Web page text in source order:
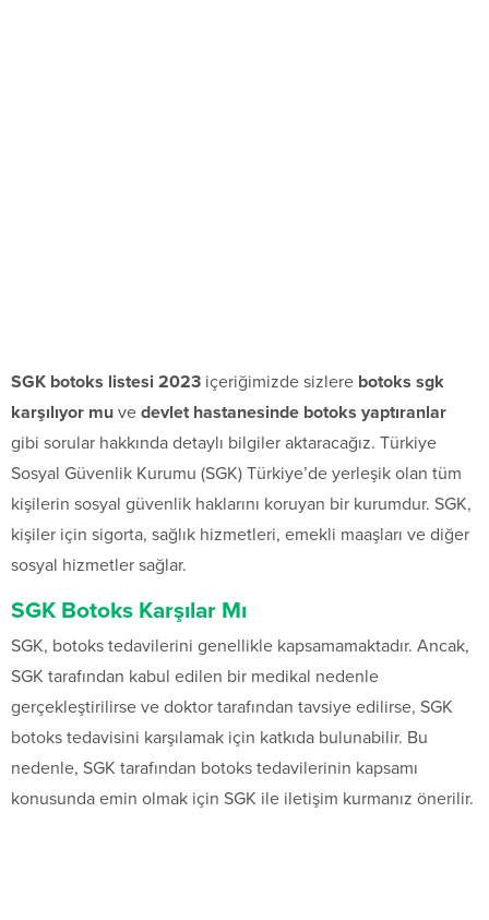
SGK botoks listesi 2023 içeriğimizde sizlere botoks sgk
karşılıyor mu ve devlet hastanesinde botoks yaptıranlar
gibi sorular hakkında detaylı bilgiler aktaracağız. Türkiye
Sosyal Güvenlik Kurumu (SGK) Türkiye’de yerleşik olan tüm
kişilerin sosyal güvenlik haklarını koruyan bir kurumdur. SGK,
kişiler için sigorta, sağlık hizmetleri, emekli maaşları ve diğer
sosyal hizmetler sağlar.
SGK Botoks Karşılar Mı
SGK, botoks tedavilerini genellikle kapsamamaktadır. Ancak,
SGK tarafından kabul edilen bir medikal nedenle
gerçekleştirilirse ve doktor tarafından tavsiye edilirse, SGK
botoks tedavisini karşılamak için katkıda bulunabilir. Bu
nedenle, SGK tarafından botoks tedavilerinin kapsamı
konusunda emin olmak için SGK ile iletişim kurmanız önerilir.